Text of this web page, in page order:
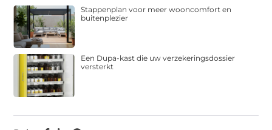
Stappenplan voor meer wooncomfort en
buitenplezier
Een Dupa-kast die uw verzekeringsdossier
versterkt